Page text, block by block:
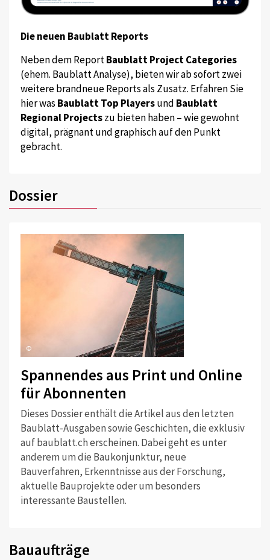
Die neuen Baublatt Reports
Neben dem ReportBaublatt Project Categories
(ehem. Baublatt Analyse), bieten wir ab sofort zwei
weitere brandneue Reports als Zusatz. Erfahren Sie
hier was Baublatt Top Playersund Baublatt
Regional Projectszu bieten haben – wie gewohnt
digital, prägnant und graphisch auf den Punkt
gebracht.
Dossier
©
Spannendes aus Print und Online
für Abonnenten
Dieses Dossier enthält die Artikel aus den letzten
Baublatt-Ausgaben sowie Geschichten, die exklusiv
auf baublatt.ch erscheinen. Dabei geht es unter
anderem um die Baukonjunktur, neue
Bauverfahren, Erkenntnisse aus der Forschung,
aktuelle Bauprojekte oder um besonders
interessante Baustellen.
Bauaufträge